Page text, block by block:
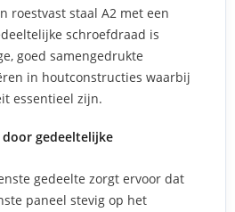
roestvast staal A2 met een
schroefdraad is
goed samengedrukte
in houtconstructies waarbij
essentieel zijn.
gedeeltelijke
gedeelte zorgt ervoor dat
paneel stevig op het